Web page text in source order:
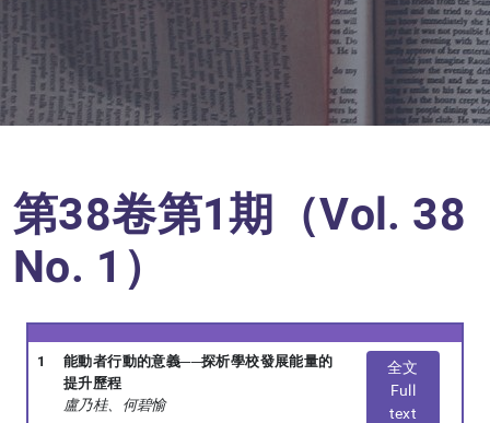
第38卷第1期（Vol. 38
No. 1）
1
能動者行動的意義──探析學校發展能量的
提升歷程
盧乃桂、何碧愉
全文
Full
text